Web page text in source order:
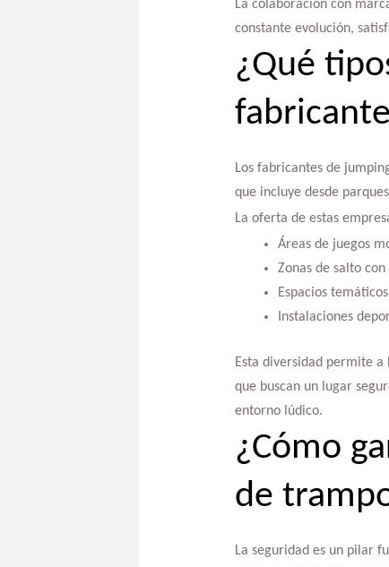
La colaboración con
constante evolución,
¿Qué
Los fabricantes de
que incluye desde
La oferta de estas
Áreas de juegos
Zonas de salto
Espacios
Instalaciones
Esta diversidad permite
que buscan un lugar
entorno lúdico.
¿Cómo
de
La seguridad es un pilar